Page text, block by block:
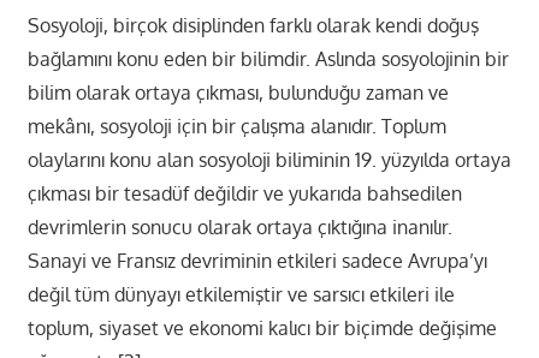
Sosyoloji, birçok disiplinden farklı olarak kendi doğuş
bağlamını konu eden bir bilimdir. Aslında sosyolojinin bir
bilim olarak ortaya çıkması, bulunduğu zaman ve
mekânı, sosyoloji için bir çalışma alanıdır. Toplum
olaylarını konu alan sosyoloji biliminin 19. yüzyılda ortaya
çıkması bir tesadüf değildir ve yukarıda bahsedilen
devrimlerin sonucu olarak ortaya çıktığına inanılır.
Sanayi ve Fransız devriminin etkileri sadece Avrupa’yı
değil tüm dünyayı etkilemiştir ve sarsıcı etkileri ile
toplum, siyaset ve ekonomi kalıcı bir biçimde değişime